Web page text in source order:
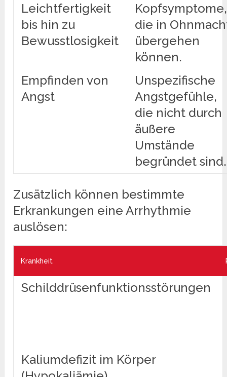
Leichtfertigkeit
bis hin zu
Bewusstlosigkeit
Kopfsymptome,
die in
übergehen
können.
Empfinden von
Angst
Unspezifische
Angstgefühle,
die nicht durch
äußere
Umstände
begründet sind.
Zusätzlich können bestimmte
Erkrankungen eine Arrhythmie
auslösen:
Krankheit
Schilddrüsenfunktionsstörungen
Kaliumdefizit im Körper